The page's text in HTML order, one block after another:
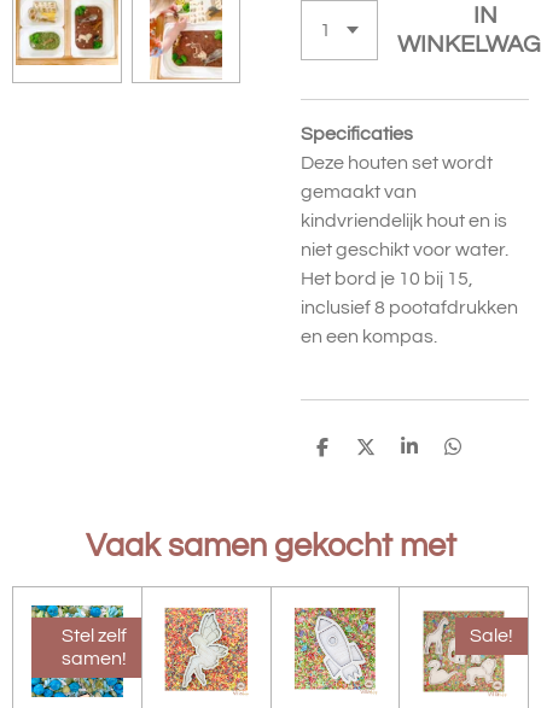
IN
Specificaties
Deze houten set wordt
gemaakt van
kindvriendelijk hout en is
niet geschikt voor water.
Het bord je 10 bij 15,
inclusief 8 pootafdrukken
en een kompas.
D
D
S
D
N
Vaak samen gekocht met
Stel zelf
samen!
Sale!